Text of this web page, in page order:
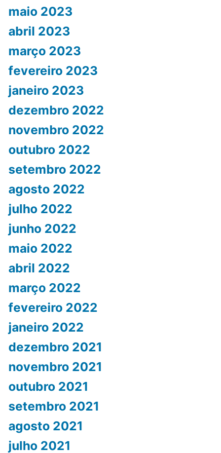
maio 2023
abril 2023
março 2023
fevereiro 2023
janeiro 2023
dezembro 2022
novembro 2022
outubro 2022
setembro 2022
agosto 2022
julho 2022
junho 2022
maio 2022
abril 2022
março 2022
fevereiro 2022
janeiro 2022
dezembro 2021
novembro 2021
outubro 2021
setembro 2021
agosto 2021
julho 2021